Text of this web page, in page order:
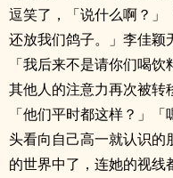
逗笑了，「说什么啊？」
还放我们鸽子。」李佳颖
「我后来不是请你们喝
其他人的注意力再次被转
「他们平时都这样？」
头看向自己高一就认识的
的世界中了，连她的视线